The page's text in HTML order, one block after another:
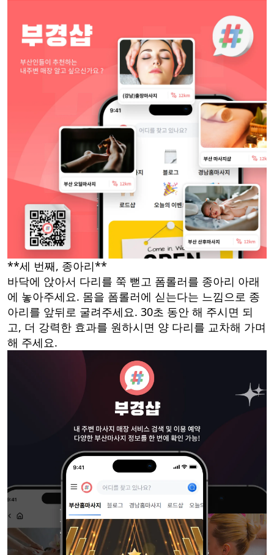
**세 번째, 종아리**
바닥에 앉아서 다리를 쭉 뻗고 폼롤러를 종아리 아래
에 놓아주세요. 몸을 폼롤러에 싣는다는 느낌으로 종
아리를 앞뒤로 굴려주세요. 30초 동안 해 주시면 되
고, 더 강력한 효과를 원하시면 양 다리를 교차해 가며
해 주세요.